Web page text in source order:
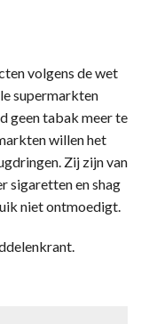
volgens de wet
supermarkten
geen tabak meer te
willen het
Zij zijn van
sigaretten en shag
niet ontmoedigt.